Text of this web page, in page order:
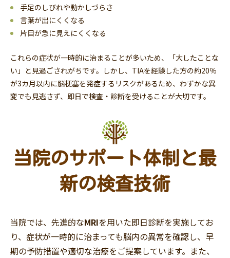
手足のしびれや動かしづらさ
言葉が出にくくなる
片目が急に見えにくくなる
これらの症状が一時的に治まることが多いため、「大したことな
い」と見過ごされがちです。しかし、TIAを経験した方の約20％
が3カ月以内に脳梗塞を発症するリスクがあるため、わずかな異
変でも見逃さず、即日で検査・診断を受けることが大切です。
当院のサポート体制と最
新の検査技術
当院では、先進的なMRIを用いた即日診断を実施してお
り、症状が一時的に治まっても脳内の異常を確認し、早
期の予防措置や適切な治療をご提案しています。また、